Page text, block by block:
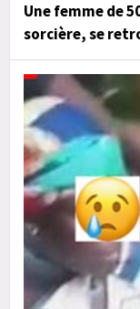
Une femme de
sorcière, se